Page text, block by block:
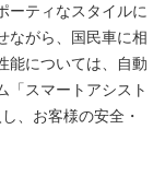
ーティなスタイルに
ながら、国民車に相
能については、自動
「スマートアシスト
、お客様の安全・